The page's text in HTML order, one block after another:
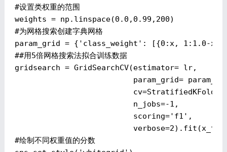
#设置类权重的范围
weights = np.linspace(0.0 , 0.99 , 200
#为网格搜索创建字典网格
param_grid = { 'class_weight' : [{0 :x, 1 : 1.0-x}
##用5倍网格搜索法拟合训练数据
gridsearch = GridSearchCV(estimator= lr,
param_grid=
                          n_jobs=
-1 ,
                          scoring=
'f1' ,
                          verbose=
2
#绘制不同权重值的分数